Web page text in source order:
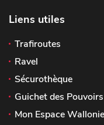
Liens utiles
Trafiroutes
Ravel
Sécurothèque
Guichet des
Mon Espace Wallonie